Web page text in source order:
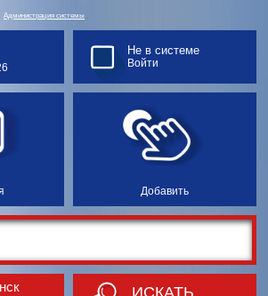
Администрация системы
Добавить
Не в системе
Войти
ИСКАТЬ